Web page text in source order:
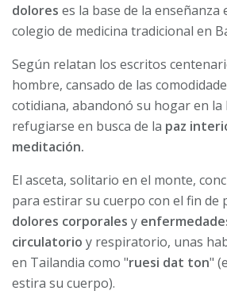
dolores es la base de la
colegio de medicina tradicional en
Según relatan los escritos
hombre, cansado de las
cotidiana, abandonó su hogar en la
refugiarse en busca de la paz
meditación.
El asceta, solitario en el monte,
para estirar su cuerpo con el fin de
dolores corporales y
circulatorio y respiratorio, unas
en Tailandia como "ruesi dat ton"
estira su cuerpo).